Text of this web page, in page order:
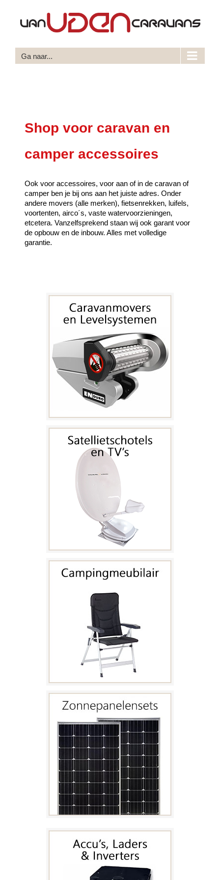
inhoud
Ga naar...
Shop voor caravan en
camper accessoires
Ook voor accessoires, voor aan of in de caravan of
camper ben je bij ons aan het juiste adres. Onder
andere movers (alle merken), fietsenrekken, luifels,
voortenten, airco´s, vaste watervoorzieningen,
etcetera. Vanzelfsprekend staan wij ook garant voor
de opbouw en de inbouw. Alles met volledige
garantie.